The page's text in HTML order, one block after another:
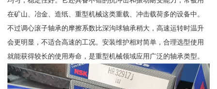
在矿山、冶金、造纸、重型机械这类重载、冲击载荷多的设备中。
不过调心滚子轴承的摩擦系数比深沟球轴承稍大，高速运转时温升
会更明显，不适合高速的工况。安装维护相对简单，合理选型使用
就能获得较长的使用寿命，是重型机械领域应用广泛的轴承类型。